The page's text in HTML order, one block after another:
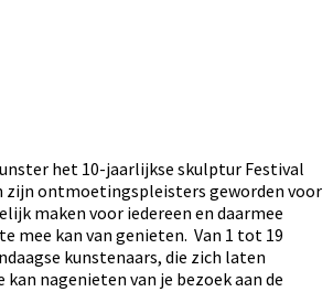
het 10-jaarlijkse skulptur Festival
zijn ontmoetingspleisters geworden voor
maken voor iedereen en daarmee
mee kan van genieten. Van 1 tot 19
kunstenaars, die zich laten
nagenieten van je bezoek aan de